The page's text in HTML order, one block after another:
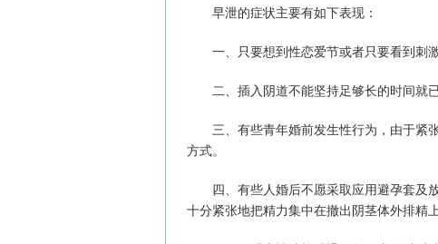
早泄的症状主要有如下表现：
一、只要想到性恋爱节或者只要看到刺激
二、插入阴道不能坚持足够长的时间就已
三、有些青年婚前发生性行为，由于紧
方式。
四、有些人婚后不愿采取应用避孕套及
十分紧张地把精力集中在撤出阴茎体外排精